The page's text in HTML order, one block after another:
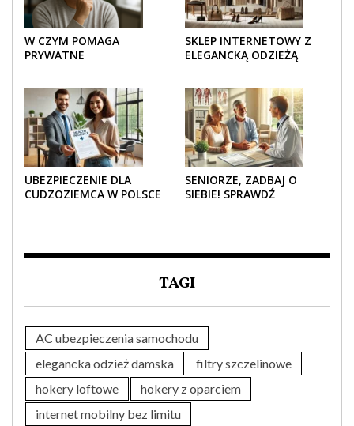
W CZYM POMAGA
PRYWATNE
SKLEP INTERNETOWY Z
ELEGANCKĄ ODZIEŻĄ
UBEZPIECZENIE DLA
CUDZOZIEMCA W POLSCE
SENIORZE, ZADBAJ O
SIEBIE! SPRAWDŹ
TAGI
AC ubezpieczenia samochodu
elegancka odzież damska
filtry szczelinowe
hokery loftowe
hokery z oparciem
internet mobilny bez limitu